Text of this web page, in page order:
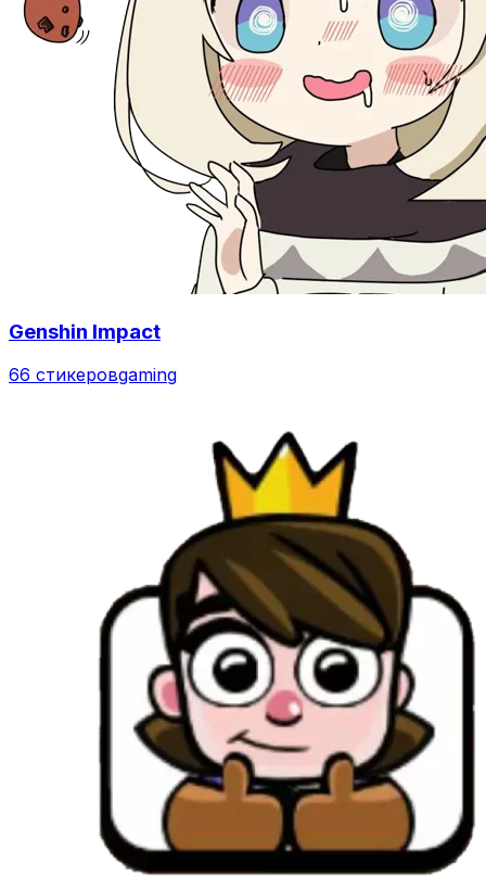
Genshin Impact
66 стикеровgaming